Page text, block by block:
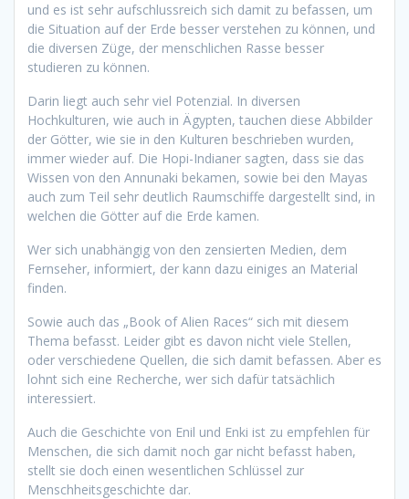
und es ist sehr aufschlussreich sich damit zu befassen, um
die Situation auf der Erde besser verstehen zu können, und
die diversen Züge, der menschlichen Rasse besser
studieren zu können.
Darin liegt auch sehr viel Potenzial. In diversen
Hochkulturen, wie auch in Ägypten, tauchen diese Abbilder
der Götter, wie sie in den Kulturen beschrieben wurden,
immer wieder auf. Die Hopi-Indianer sagten, dass sie das
Wissen von den Annunaki bekamen, sowie bei den Mayas
auch zum Teil sehr deutlich Raumschiffe dargestellt sind, in
welchen die Götter auf die Erde kamen.
Wer sich unabhängig von den zensierten Medien, dem
Fernseher, informiert, der kann dazu einiges an Material
finden.
Sowie auch das „Book of Alien Races“ sich mit diesem
Thema befasst. Leider gibt es davon nicht viele Stellen,
oder verschiedene Quellen, die sich damit befassen. Aber es
lohnt sich eine Recherche, wer sich dafür tatsächlich
interessiert.
Auch die Geschichte von Enil und Enki ist zu empfehlen für
Menschen, die sich damit noch gar nicht befasst haben,
stellt sie doch einen wesentlichen Schlüssel zur
Menschheitsgeschichte dar.